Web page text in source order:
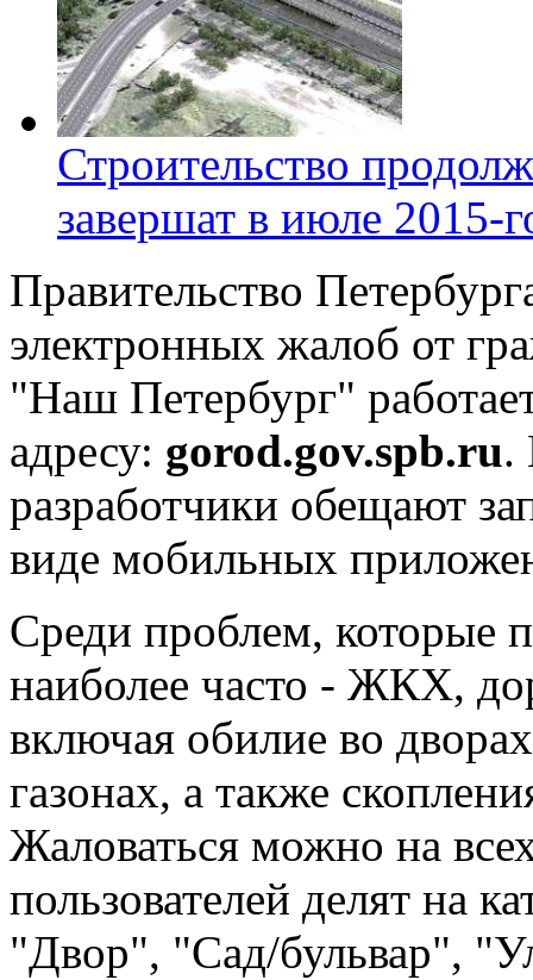
Строительство
завершат в июле 2015-
Правительство
электронных жалоб от
"Наш Петербург"
адресу: gorod.gov.spb.ru.
разработчики обещают
виде мобильных
Среди проблем, которые
наиболее часто - ЖКХ,
включая обилие во
газонах, а также
Жаловаться можно на
пользователей делят на
"Двор", "Сад/бульвар",